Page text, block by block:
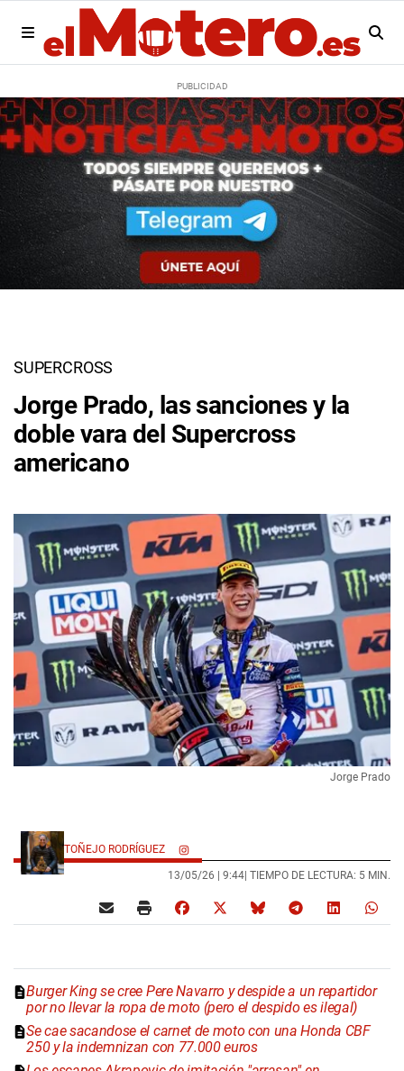
SUPERCROSS
Jorge Prado, las sanciones y la
doble vara del Supercross
americano
Jorge Prado
TOÑEJO RODRÍGUEZ
13/05/26 | 9:44 | TIEMPO DE LECTURA: 5 MIN.
Burger King se cree Pere Navarro y despide a un repartidor
por no llevar la ropa de moto (pero el despido es ilegal)
Se cae sacandose el carnet de moto con una Honda CBF
250 y la indemnizan con 77.000 euros